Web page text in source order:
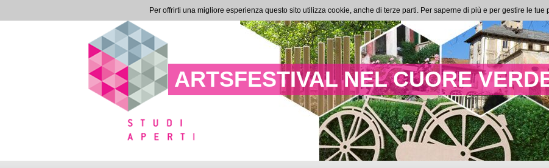
ARTSFESTIVAL NEL CUORE
Per offrirti una migliore esperienza questo sito utilizza cookie, anche di terze parti. Per saperne di più e per gestire le tue